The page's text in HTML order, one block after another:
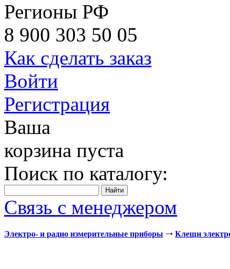
Регионы РФ
8 900 303 50 05
Как сделать заказ
Войти
Регистрация
Ваша
корзина пуста
Поиск по каталогу:
Связь с менеджером
Электро- и радио измерительные приборы Клещи